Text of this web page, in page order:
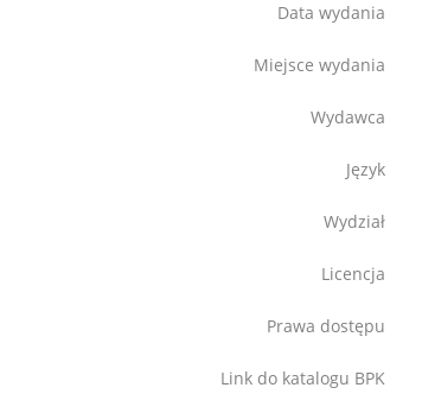
Data wydania
Miejsce wydania
Wydawca
Język
Wydział
Licencja
Prawa dostępu
Link do katalogu BPK